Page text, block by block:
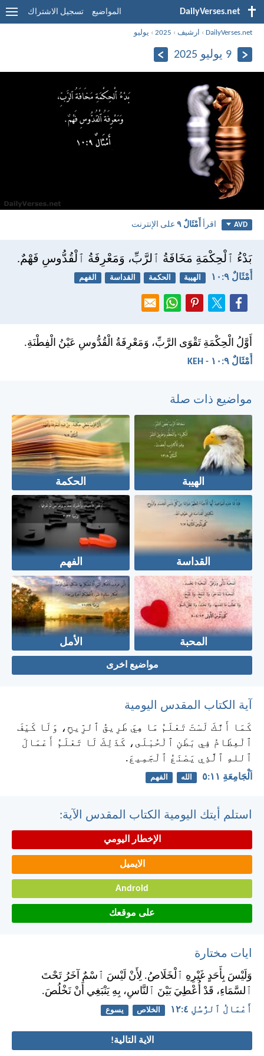
DailyVerses.net المواضيع تسجيل الاشتراك
DailyVerses.net
› ارشيف ›
2025
› يوليو
9 يوليو 2025
AVD اقرأ أَمْثَالٌ ٩ على الإنترنت
بَدْءُ ٱلْحِكْمَةِ مَخَافَةُ ٱلرَّبِّ، وَمَعْرِفَةُ ٱلْقُدُّوسِ فَهْمٌ.
أَمْثَالٌ ٩:‏١٠ الهيبة الحكمة القداسة الفهم
أَوَّلُ الْحِكْمَةِ تَقْوَى الرَّبِّ، وَمَعْرِفَةُ الْقُدُّوسِ عَيْنُ الْفِطْنَةِ.
أَمْثَالٌ ٩:‏١٠ - KEH
مواضيع ذات صلة
الهيبة الحكمة
القداسة الفهم
المحبة الأمل
مواضيع اخرى
آية الكتاب المقدس اليومية
كَمَا أَنَّكَ لَسْتَ تَعْلَمُ مَا هِيَ طَرِيقُ ٱلرِّيحِ، وَلَا كَيْفَ
ٱلْعِظَامُ فِي بَطْنِ ٱلْحُبْلَى، كَذَلِكَ لَا تَعْلَمُ أَعْمَالَ
ٱللهِ ٱلَّذِي يَصْنَعُ ٱلْجَمِيعَ.
اَلْجَامِعَةِ ١١:‏٥ الله الفهم
استلم أيتك اليومية الكتاب المقدس الآية:
الإخطار اليومي
الايميل
Android
على موقعك
ايات مختارة
وَلَيْسَ بِأَحَدٍ غَيْرِهِ ٱلْخَلَاصُ. لِأَنْ لَيْسَ ٱسْمٌ آخَرُ تَحْتَ
ٱلسَّمَاءِ، قَدْ أُعْطِيَ بَيْنَ ٱلنَّاسِ، بِهِ يَنْبَغِي أَنْ نَخْلُصَ.
أَعْمَالُ ٱلرُّسُلِ ٤:‏١٢ الخلاص يسوع
الاية التالية!